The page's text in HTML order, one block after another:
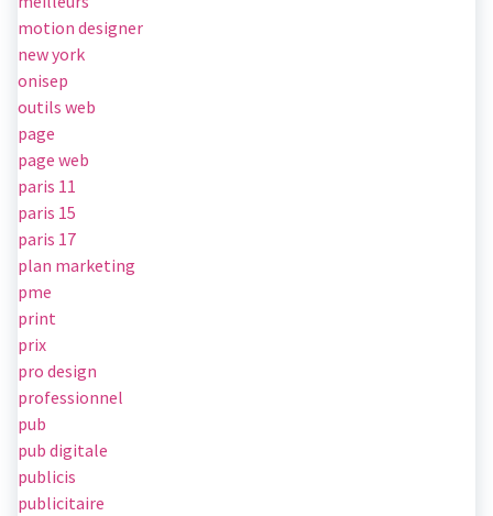
motion designer
new york
onisep
outils web
page
page web
paris 11
paris 15
paris 17
plan marketing
pme
print
prix
pro design
professionnel
pub
pub digitale
publicis
publicitaire